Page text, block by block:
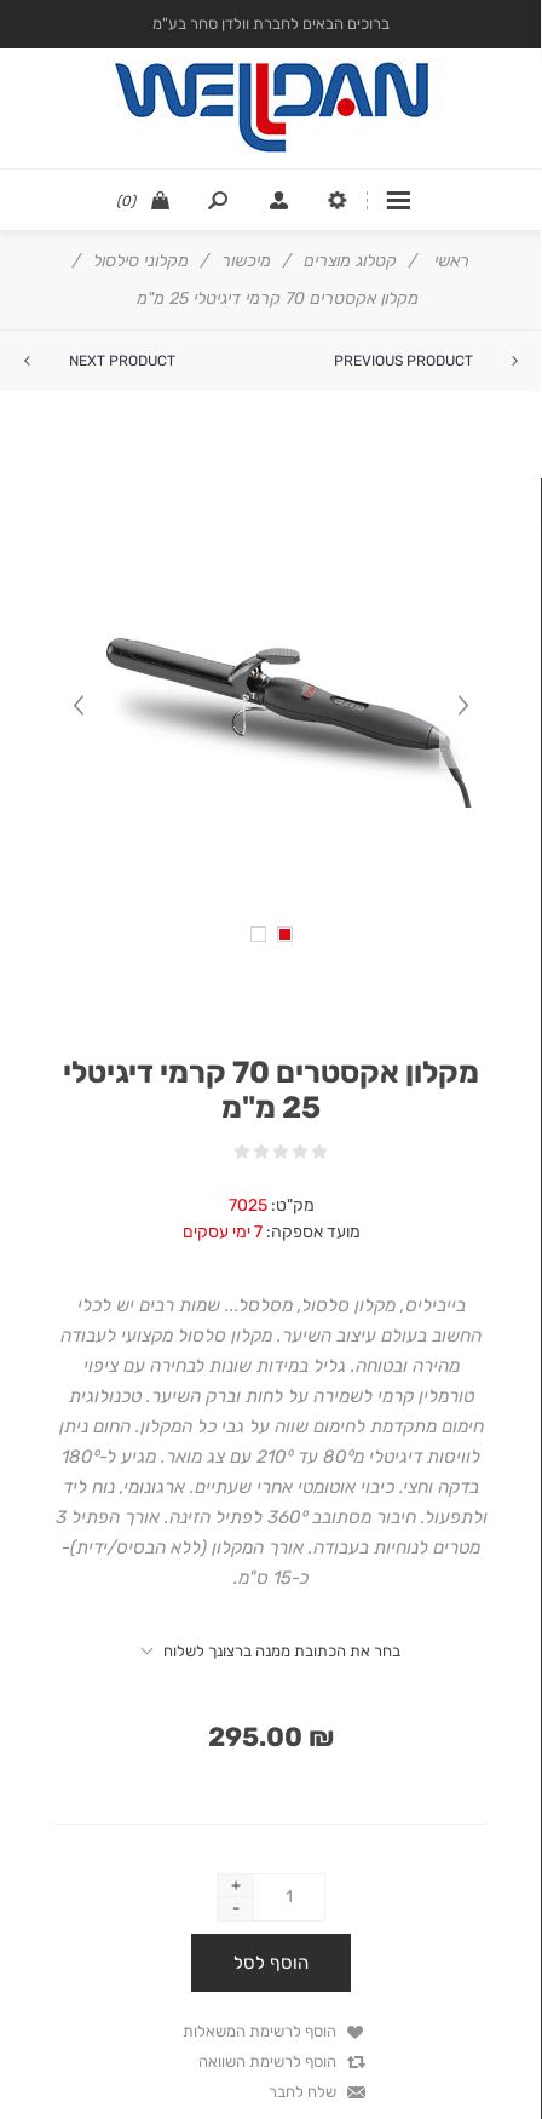
ברוכים הבאים לחברת וולדן סחר בע"מ
(0)
ראשי / קטלוג מוצרים / מיכשור / מקלוני סילסול /
מקלון אקסטרים 70 קרמי דיגיטלי 25 מ"מ
PREVIOUS PRODUCT
NEXT PRODUCT
מקלון אקסטרים 70 קרמי דיגיטלי
25 מ"מ
מק"ט: 7025
מועד אספקה: 7 ימי עסקים
בייביליס, מקלון סלסול, מסלסל... שמות רבים יש לכלי
החשוב בעולם עיצוב השיער. מקלון סלסול מקצועי לעבודה
מהירה ובטוחה. גליל במידות שונות לבחירה עם ציפוי
טורמלין קרמי לשמירה על לחות וברק השיער. טכנולוגית
חימום מתקדמת לחימום שווה על גבי כל המקלון. החום ניתן
לוויסות דיגיטלי מ80⁰ עד 210⁰ עם צג מואר. מגיע ל-180⁰
בדקה וחצי. כיבוי אוטומטי אחרי שעתיים. ארגונומי, נוח ליד
ולתפעול. חיבור מסתובב 360⁰ לפתיל הזינה. אורך הפתיל 3
מטרים לנוחיות בעבודה. אורך המקלון (ללא הבסיס/ידית)-
כ-15 ס"מ.
בחר את הכתובת ממנה ברצונך לשלוח
₪ 295.00
+
-